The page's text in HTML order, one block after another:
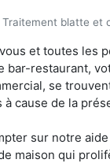
Traitement blatte et
et toutes les
bar-restaurant,
se
cause de la
sur notre
maison qui